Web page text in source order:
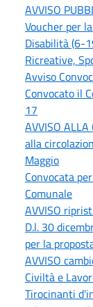
AVVISO
Voucher per
Disabilità (6-
Ricreative,
Avviso
Convocato il
17
AVVISO
alla
Maggio
Convocata
Comunale
AVVISO
D.l. 30
per la
AVVISO
Civiltà e
Tirocinanti